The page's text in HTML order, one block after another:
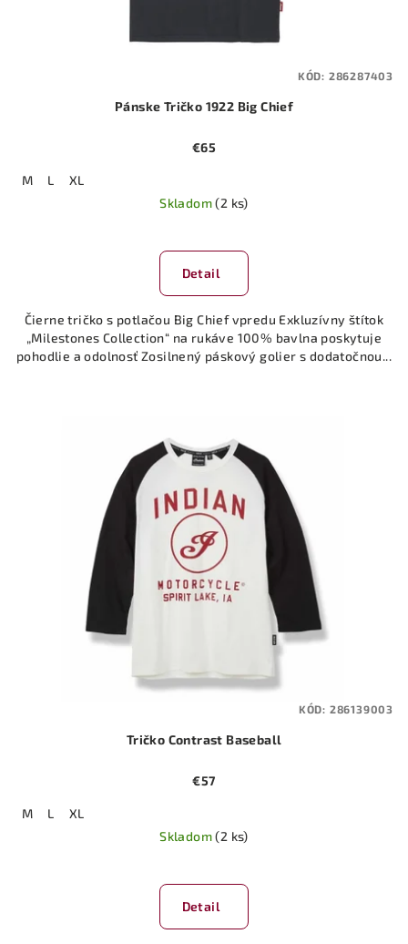
Pánske Tričko 1922 Big Chief
€65
M L
XL
Skladom(2 ks)
Detail
Čierne tričko s potlačou Big Chief vpredu Exkluzívny štítok
„Milestones Collection“ na rukáve 100% bavlna poskytuje
pohodlie a odolnosť Zosilnený páskový golier s dodatočnou...
KÓD: 286287403
Tričko Contrast Baseball
€57
M L
XL
Skladom(2 ks)
Detail
KÓD: 286139003